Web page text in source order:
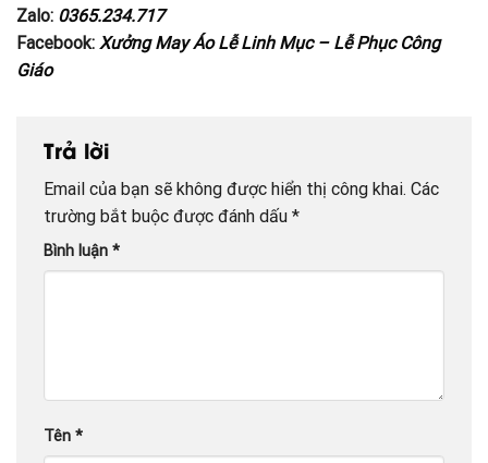
Zalo: 0365.234.717
Facebook: Xưởng May Áo Lễ Linh Mục – Lễ Phục Công
Giáo
Trả lời
Email của bạn sẽ không được hiển thị công khai. Các
trường bắt buộc được đánh dấu *
Bình luận *
Tên *